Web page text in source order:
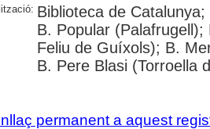
Biblioteca de
B. Popular
Feliu de Guíxols); B.
B. Pere Blasi (Torroella
permanent a aquest